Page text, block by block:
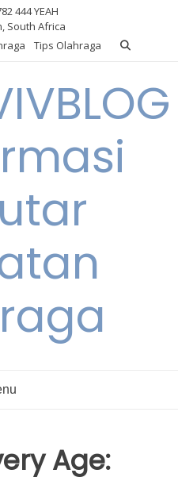
444 YEAH
South Africa
Tips Olahraga
Age: